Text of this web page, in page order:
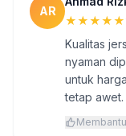
AR
★★★★★
Kualitas
nyaman
untuk
tetap awet.